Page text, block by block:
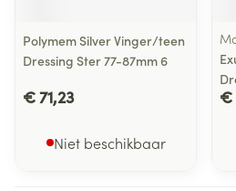
Polymem Silver Vinger/teen
Dressing Ster 77-87mm 6
€ 71,23
Niet beschikbaar
€